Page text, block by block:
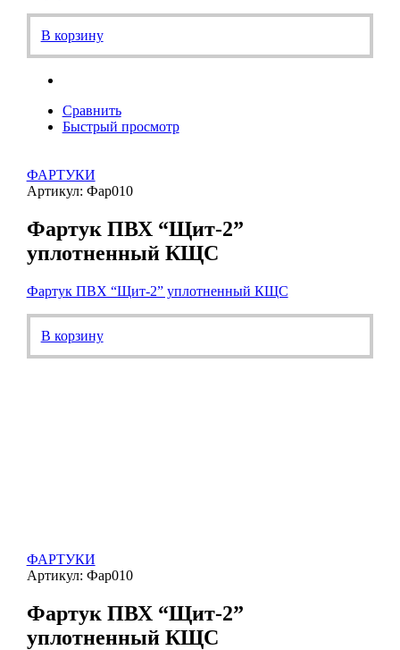
В корзину
Сравнить
Быстрый просмотр
ФАРТУКИ
Артикул: Фар010
Фартук ПВХ “Щит-2”
уплотненный КЩС
Фартук ПВХ “Щит-2” уплотненный КЩС
В корзину
ФАРТУКИ
Артикул: Фар010
Фартук ПВХ “Щит-2”
уплотненный КЩС